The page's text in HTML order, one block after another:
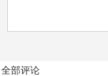
全部评论